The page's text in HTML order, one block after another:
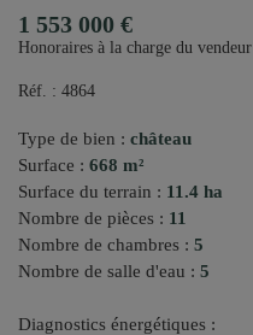
1 553 000 €
Honoraires à la charge du vendeur
Réf. : 4864
Type de bien : château
Surface : 668 m²
Surface du terrain : 11.4 ha
Nombre de pièces : 11
Nombre de chambres : 5
Nombre de salle d'eau : 5
Diagnostics énergétiques :